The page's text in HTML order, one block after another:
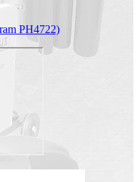
PH4722)